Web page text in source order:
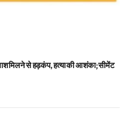
मिलने से हड़कंप, हत्या की आशंका; सीमेंट